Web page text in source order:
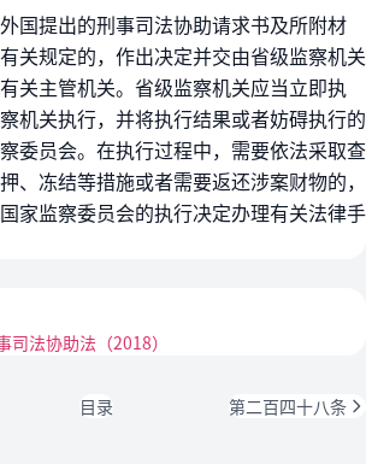
国提出的刑事司法协助请求书及所附材
关规定的，作出决定并交由省级监察机关
关主管机关。省级监察机关应当立即执
机关执行，并将执行结果或者妨碍执行的
委员会。在执行过程中，需要依法采取查
、冻结等措施或者需要返还涉案财物的，
家监察委员会的执行决定办理有关法律手
法协助法（2018）
目录 第二百四十八条